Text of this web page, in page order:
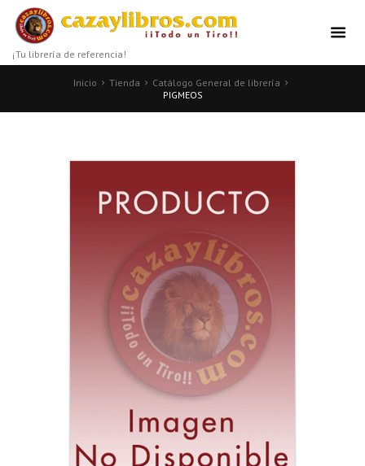
¡Tu librería de referencia!
Inicio Tienda
Catálogo General de librería
PIGMEOS